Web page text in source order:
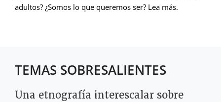
adultos? ¿Somos lo que queremos ser? Lea más.
TEMAS SOBRESALIENTES
Una etnografía interescalar sobre